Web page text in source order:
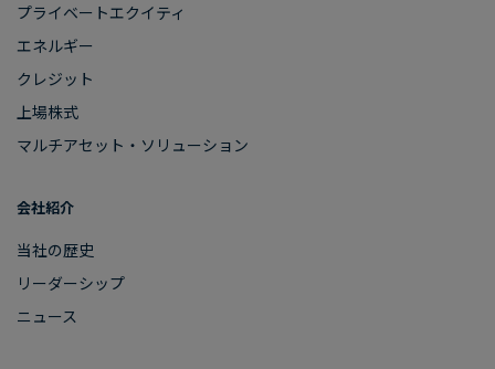
プライベートエクイティ
エネルギー
クレジット
上場株式
マルチアセット・ソリューション
会社紹介
当社の​歴史
リーダーシップ
ニュース